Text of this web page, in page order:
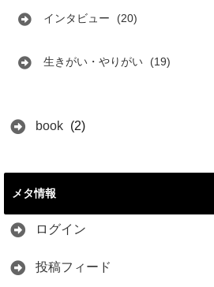
インタビュー (20)
生きがい・やりがい (19)
book (2)
メタ情報
ログイン
投稿フィード